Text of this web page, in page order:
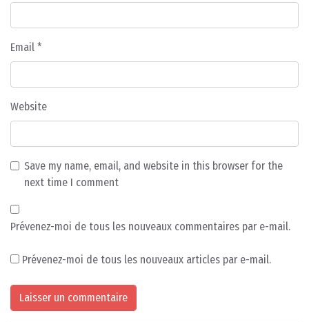
Email *
Website
Save my name, email, and website in this browser for the
next time I comment
Prévenez-moi de tous les nouveaux commentaires par e-mail.
Prévenez-moi de tous les nouveaux articles par e-mail.